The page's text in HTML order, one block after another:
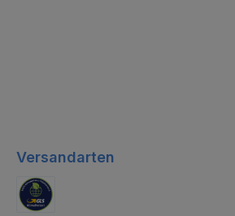
Versandarten